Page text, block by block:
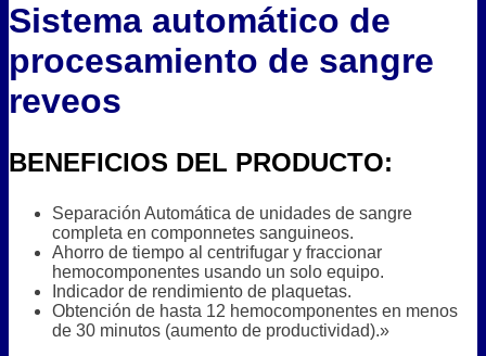
Sistema automático de
procesamiento de sangre
reveos
BENEFICIOS DEL PRODUCTO:
Separación Automática de unidades de sangre
completa en componnetes sanguineos.
Ahorro de tiempo al centrifugar y fraccionar
hemocomponentes usando un solo equipo.
Indicador de rendimiento de plaquetas.
Obtención de hasta 12 hemocomponentes en menos
de 30 minutos (aumento de productividad).»